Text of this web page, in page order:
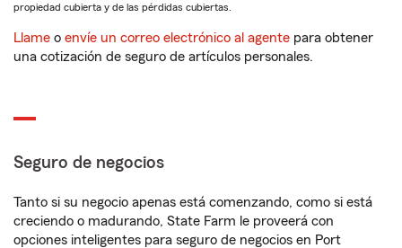
propiedad cubierta y de las pérdidas cubiertas.
Llame o envíe un correo electrónico al agente para obtener
una cotización de seguro de artículos personales.
Seguro de negocios
Tanto si su negocio apenas está comenzando, como si está
creciendo o madurando, State Farm le proveerá con
opciones inteligentes para seguro de negocios en Port